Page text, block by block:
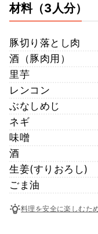
材料（3人分）
豚切り落とし肉
酒（豚肉用）
里芋
レンコン
ぶなしめじ
ネギ
味噌
酒
生姜(すりおろし)
ごま油
料理を安全に楽しむた